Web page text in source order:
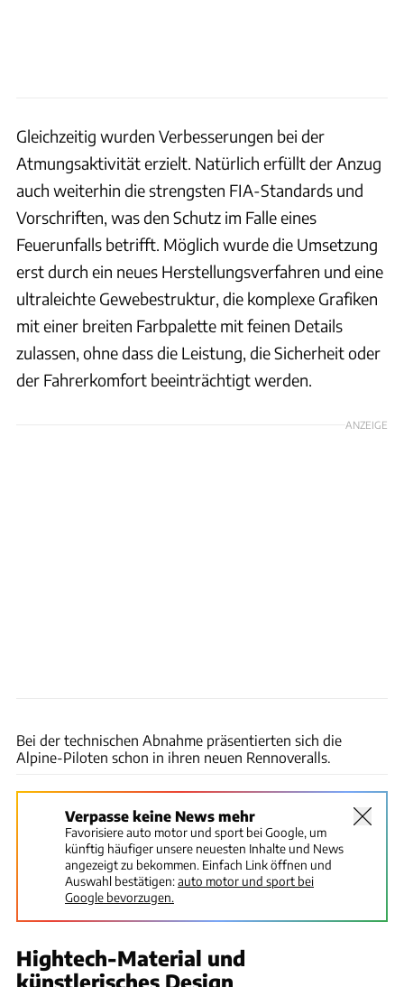
Gleichzeitig wurden Verbesserungen bei der
Atmungsaktivität erzielt. Natürlich erfüllt der Anzug
auch weiterhin die strengsten FIA-Standards und
Vorschriften, was den Schutz im Falle eines
Feuerunfalls betrifft. Möglich wurde die Umsetzung
erst durch ein neues Herstellungsverfahren und eine
ultraleichte Gewebestruktur, die komplexe Grafiken
mit einer breiten Farbpalette mit feinen Details
zulassen, ohne dass die Leistung, die Sicherheit oder
der Fahrerkomfort beeinträchtigt werden.
ANZEIGE
Bei der technischen Abnahme präsentierten sich die
Alpine-Piloten schon in ihren neuen Rennoveralls.
Verpasse keine News mehr
Favorisiere auto motor und sport bei Google, um
künftig häufiger unsere neuesten Inhalte und News
angezeigt zu bekommen. Einfach Link öffnen und
Auswahl bestätigen:auto motor und sport bei
Google bevorzugen.
Hightech-Material und
künstlerisches Design